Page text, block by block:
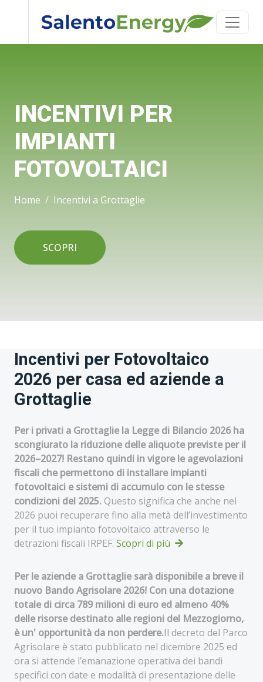
INCENTIVI PER
IMPIANTI
FOTOVOLTAICI
Home Incentivi a Grottaglie
SCOPRI
Incentivi per Fotovoltaico
2026 per casa ed aziende a
Grottaglie
Per i privati a Grottaglie la Legge di Bilancio 2026 ha
scongiurato la riduzione delle aliquote previste per il
2026–2027! Restano quindi in vigore le agevolazioni
fiscali che permettono di installare impianti
fotovoltaici e sistemi di accumulo con le stesse
condizioni del 2025. Questo significa che anche nel
2026 puoi recuperare fino alla metà dell’investimento
per il tuo impianto fotovoltaico attraverso le
detrazioni fiscali IRPEF. Scopri di più
Per le aziende a Grottaglie sarà disponibile a breve il
nuovo Bando Agrisolare 2026! Con una dotazione
totale di circa 789 milioni di euro ed almeno 40%
delle risorse destinato alle regioni del Mezzogiorno,
è un' opportunità da non perdere.Il decreto del Parco
Agrisolare è stato pubblicato nel dicembre 2025 ed
ora si attende l’emanazione operativa dei bandi
specifici con date e modalità di presentazione delle